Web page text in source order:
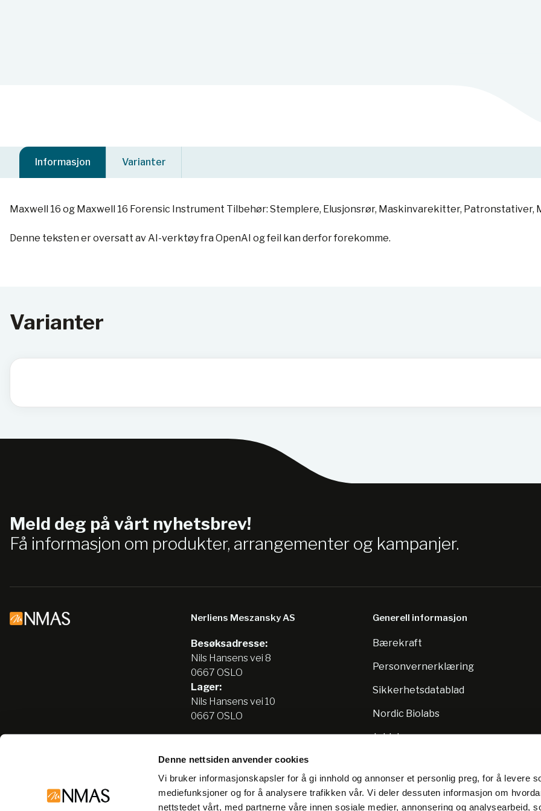
Denne nettsiden anvender cookies
Vi bruker informasjonskapsler for å gi innhold og annonser et personlig preg, for å levere
mediefunksjoner og for å analysere trafikken vår. Vi deler dessuten informasjon om
nettstedet vårt, med partnerne våre innen sosiale medier, annonsering og analysearbeid,
Informasjon Varianter
Maxwell 16 og Maxwell 16 Forensic Instrument Tilbehør: Stemplere, Elusjonsrør, Maskinvarekitter, Patronstativer,
Denne teksten er oversatt av AI-verktøy fra OpenAI og feil kan derfor forekomme.
Varianter
Meld deg på vårt nyhetsbrev!
Få informasjon om produkter, arrangementer og kampanjer.
Nerliens Meszansky AS
Besøksadresse:
Nils Hansens vei 8
0667 OSLO
Lager:
Nils Hansens vei 10
0667 OSLO
info@nmas.no
Generell informasjon
Bærekraft
Personvernerklæring
Sikkerhetsdatablad
Nordic Biolabs
Jobb hos oss